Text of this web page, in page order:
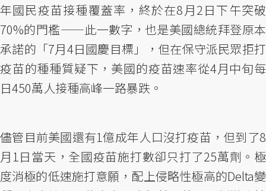
年國民疫苗接種覆蓋率，終於在8月2日下午突破
70%的門檻——此一數字，也是美國總統拜登原本
承諾的「7月4日國慶目標」，但在保守派民眾拒打
疫苗的種種質疑下，美國的疫苗速率從4月中旬每
日450萬人接種高峰一路暴跌。
儘管目前美國還有1億成年人口沒打疫苗，但到了8
月1日當天，全國疫苗施打數卻只打了25萬劑。極
度消極的低速施打意願，配上侵略性極高的Delta變